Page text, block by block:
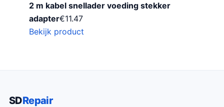
2 m kabel snellader voeding stekker
adapter€11.47
Bekijk product
SDRepair